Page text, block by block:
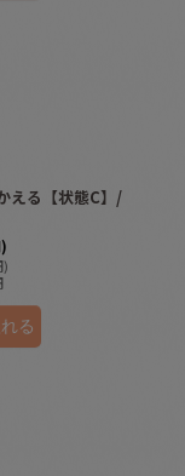
える【状態C】/
)
る